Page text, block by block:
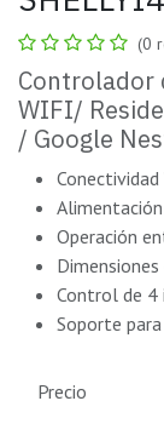
(0
Controlador
WIFI/
/ Google
Conectividad
Operación
Control de 4
Soporte
Precio